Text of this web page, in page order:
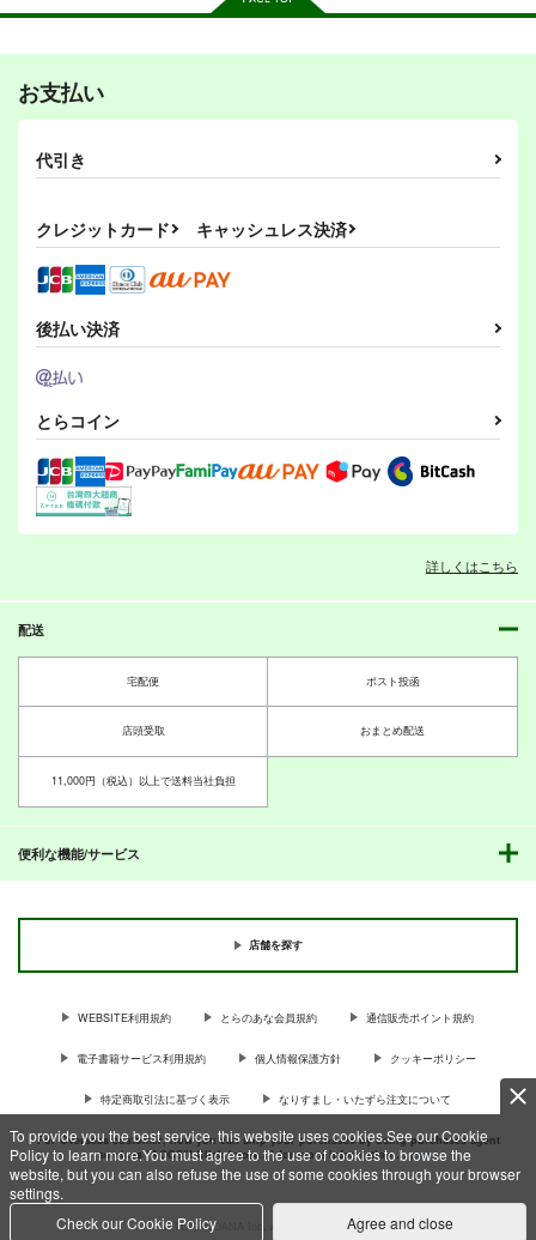
To provide you the best service, this website uses cookies.See our Cookie
Policy to learn more.You must agree to the use of cookies to browse the
website, but you can also refuse the use of some cookies through your browser
settings.
Check our Cookie Policy
Agree and close
お支払い
代引き
クレジットカード キャッシュレス決済
後払い決済
とらコイン
詳しくはこちら
配送
宅配便 ポスト投函
店頭受取 おまとめ配送
11,000円（税込）以上で送料当社負担
便利な機能/サービス
店舗を探す
WEBSITE利用規約 とらのあな会員規約 通信販売ポイント規約
電子書籍サービス利用規約 個人情報保護方針 クッキーポリシー
特定商取引法に基づく表示 なりすまし・いたずら注文について
For Overseas customer, now you can ship your purchases by using purchases agent
services “AOCS”! Click {more…} for more information …more
c TORANOANA Inc, All Rights Reserved.